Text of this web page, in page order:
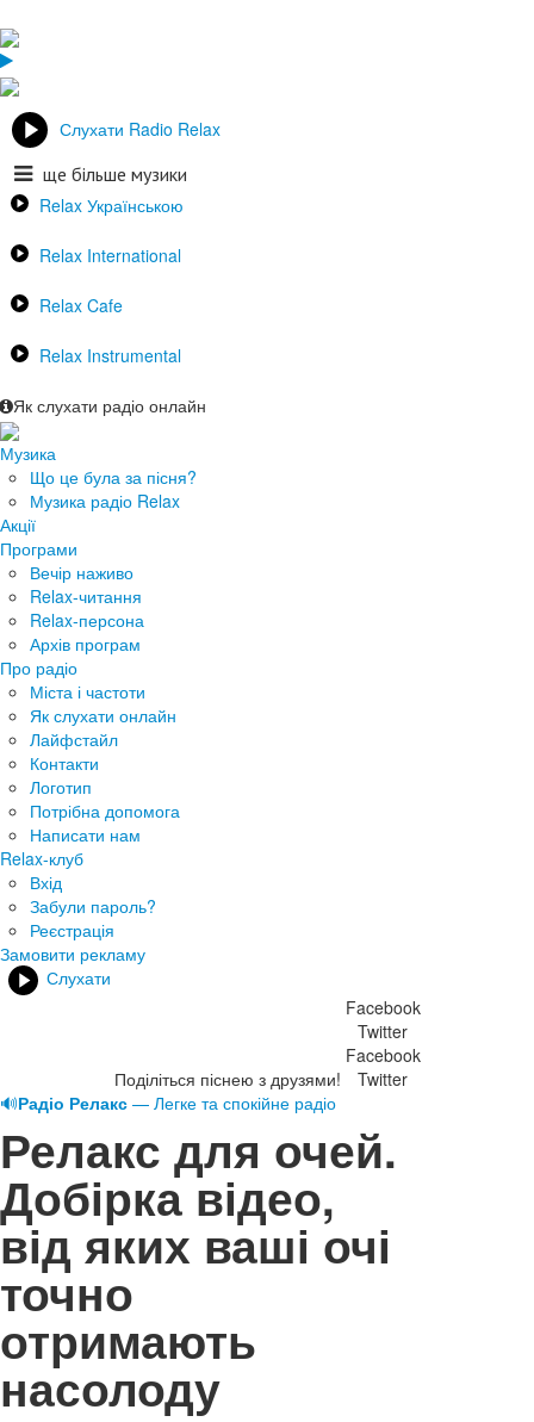
Слухати Radio Relax
ще більше музики
Relax Українською
Relax International
Relax Cafe
Relax Instrumental
Як слухати радіо онлайн
Музика
Що це була за пісня?
Музика радіо Relax
Акції
Програми
Вечір наживо
Relax-читання
Relax-персона
Архів програм
Про радіо
Міста і частоти
Як слухати онлайн
Лайфстайл
Контакти
Логотип
Потрібна допомога
Написати нам
Relax-клуб
Вхід
Забули пароль?
Реєстрація
Замовити рекламу
Слухати
Поділіться піснею з друзями!
Facebook
Twitter
Facebook
Twitter
🔊Радіо Релакс — Легке та спокійне радіо
Релакс для очей.
Добірка відео,
від яких ваші очі
точно
отримають
насолоду